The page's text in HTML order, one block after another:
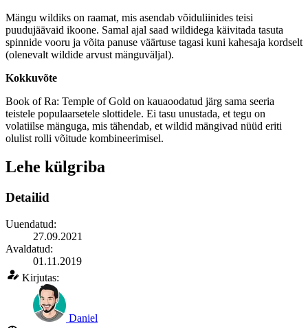
Mängu wildiks on raamat, mis asendab võiduliinides teisi
puudujäävaid ikoone. Samal ajal saad wildidega käivitada tasuta
spinnide vooru ja võita panuse väärtuse tagasi kuni kahesaja kordselt
(olenevalt wildide arvust mänguväljal).
Kokkuvõte
Book of Ra: Temple of Gold on kauaoodatud järg sama seeria
teistele populaarsetele slottidele. Ei tasu unustada, et tegu on
volatiilse mänguga, mis tähendab, et wildid mängivad nüüd eriti
olulist rolli võitude kombineerimisel.
Lehe külgriba
Detailid
Uuendatud:
27.09.2021
Avaldatud:
01.11.2019
Kirjutas:
Daniel